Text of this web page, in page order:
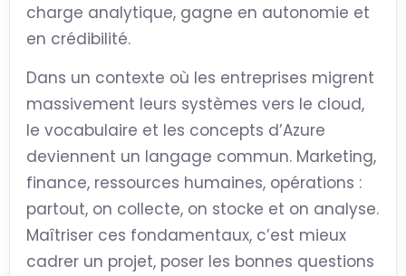
charge analytique, gagne en autonomie et
en crédibilité.
Dans un contexte où les entreprises migrent
massivement leurs systèmes vers le cloud,
le vocabulaire et les concepts d’Azure
deviennent un langage commun. Marketing,
finance, ressources humaines, opérations :
partout, on collecte, on stocke et on analyse.
Maîtriser ces fondamentaux, c’est mieux
cadrer un projet, poser les bonnes questions